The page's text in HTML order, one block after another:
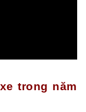
trong năm